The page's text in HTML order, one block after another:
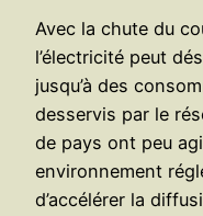
Avec la chute du
l’électricité peut
jusqu’à des
desservis par le
de pays ont peu
environnement
d’accélérer la